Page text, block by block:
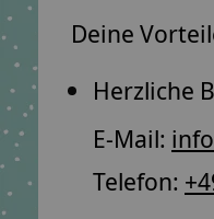
Deine
Herzliche
E-Mail:
Telefon: